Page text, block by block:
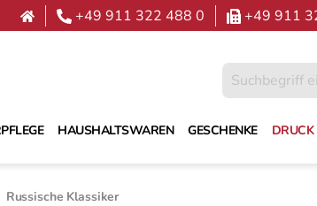
+49 911 322 488 0 +49 911
HAUSHALTSWAREN GESCHENKE
Russische Klassiker